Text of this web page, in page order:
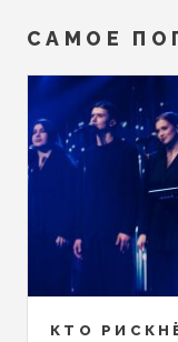
САМОЕ
КТО